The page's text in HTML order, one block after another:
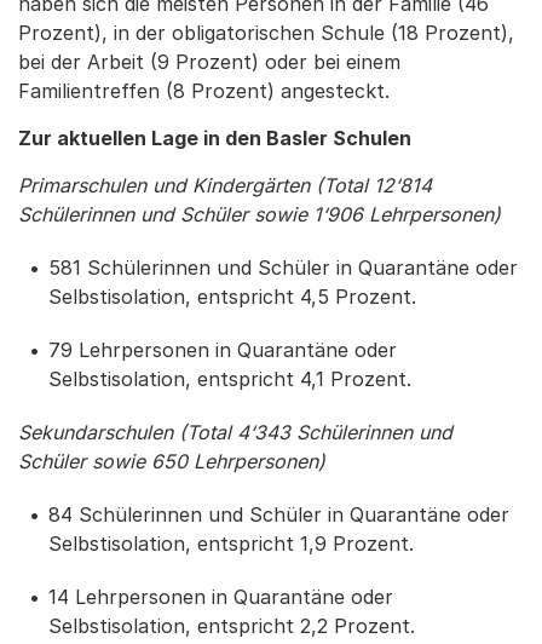
Prozent), in der obligatorischen Schule (18 Prozent),
bei der Arbeit (9 Prozent) oder bei einem
Familientreffen (8 Prozent) angesteckt.
Zur aktuellen Lage in den Basler Schulen
Primarschulen und Kindergärten (Total 12‘814
Schülerinnen und Schüler sowie 1‘906 Lehrpersonen)
581 Schülerinnen und Schüler in Quarantäne oder
Selbstisolation, entspricht 4,5 Prozent.
79 Lehrpersonen in Quarantäne oder
Selbstisolation, entspricht 4,1 Prozent.
Sekundarschulen (Total 4‘343 Schülerinnen und
Schüler sowie 650 Lehrpersonen)
84 Schülerinnen und Schüler in Quarantäne oder
Selbstisolation, entspricht 1,9 Prozent.
14 Lehrpersonen in Quarantäne oder
Selbstisolation, entspricht 2,2 Prozent.